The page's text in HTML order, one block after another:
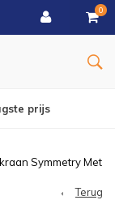
0
Symmetry Met
Terug